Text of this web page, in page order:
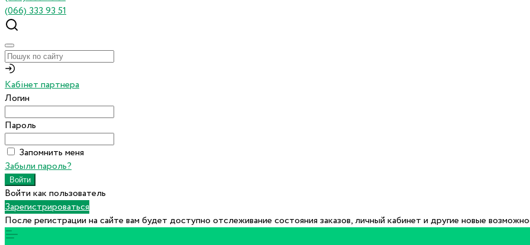
(066) 333 93 51
Кабінет партнера
Логин
Пароль
Запомнить меня
Забыли пароль?
Войти как пользователь
Зарегистрироваться
После регистрации на сайте вам будет доступно отслеживание состояния заказов, личный кабинет и другие новые